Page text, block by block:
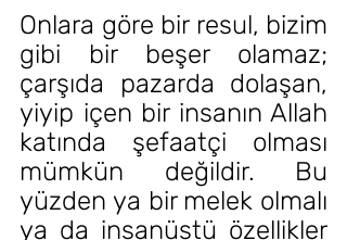
Onlara göre bir resul, bizim
gibi bir beşer olamaz;
çarşıda pazarda dolaşan,
yiyip içen bir insanın Allah
katında şefaatçi olması
mümkün değildir. Bu
yüzden ya bir melek olmalı
ya da insanüstü özellikler